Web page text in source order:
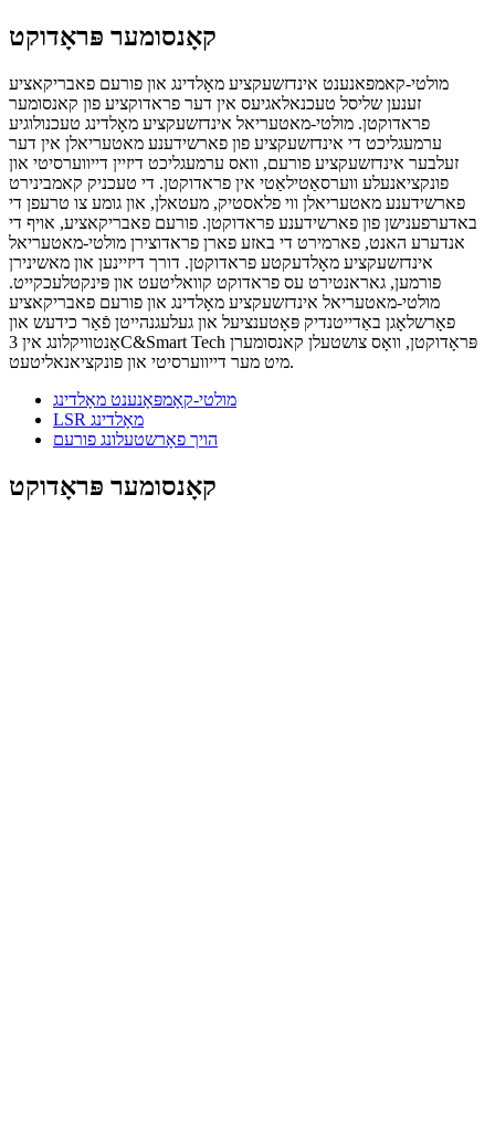
קאָנסומער פּראָדוקט
מולטי-קאמפאנענט אינדזשעקציע מאָלדינג און פורעם פאבריקאציע
זענען שליסל טעכנאלאגיעס אין דער פראדוקציע פון ​​קאנסומער
פראדוקטן. מולטי-מאטעריאל אינדזשעקציע מאָלדינג טעכנולוגיע
ערמעגליכט די אינדזשעקציע פון ​​פארשידענע מאטעריאלן אין דער
זעלבער אינדזשעקציע פורעם, וואס ערמעגליכט דיזיין דייווערסיטי און
פונקציאנעלע ווערסאַטילאַטי אין פראדוקטן. די טעכניק קאמבינירט
פארשידענע מאטעריאלן ווי פלאסטיק, מעטאלן, און גומע צו טרעפן די
באדערפענישן פון פארשידענע פראדוקטן. פורעם פאבריקאציע, אויף די
אנדערע האנט, פארמירט די באזע פארן פראדוצירן מולטי-מאטעריאל
אינדזשעקציע מאָלדעקטע פראדוקטן. דורך דיזיינען און מאשינירן
פורמען, גאראנטירט עס פראדוקט קוואליטעט און פּינקטלעכקייט.
מולטי-מאטעריאל אינדזשעקציע מאָלדינג און פורעם פאבריקאציע
פאָרשלאָגן באַדייטנדיק פּאָטענציעל און געלעגנהייטן פֿאַר כידעש און
אַנטוויקלונג אין 3C&Smart Tech פּראָדוקטן, וואָס צושטעלן קאנסומערן
מיט מער דייווערסיטי און פונקציאנאליטעט.
מולטי-קאָמפּאָנענט מאָלדינג
LSR מאָלדינג
הויך פאָרשטעלונג פורעם
קאָנסומער פּראָדוקט